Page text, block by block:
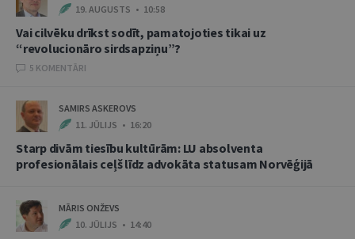
19. AUGUSTS • 10:58
Vai cilvēku drīkst sodīt, pamatojoties tikai uz
“revolucionāro sirdsapziņu”?
5 KOMENTĀRI
SAMIRS ASKEROVS
11. JŪLIJS • 16:20
Starp divām tiesību kultūrām: LU absolventa
profesionālais ceļš līdz advokāta statusam Norvēģijā
MĀRIS ONŽEVS
10. JŪLIJS • 14:40